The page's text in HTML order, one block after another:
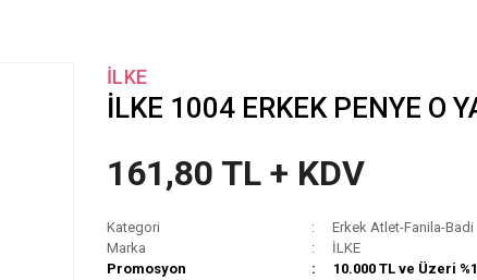
İLKE
İLKE 1004 ERKEK PENYE O
161,80 TL + KDV
Kategori
Erkek Atlet-Fanila-Badi
Marka
İLKE
Promosyon
10.000 TL ve Üzeri